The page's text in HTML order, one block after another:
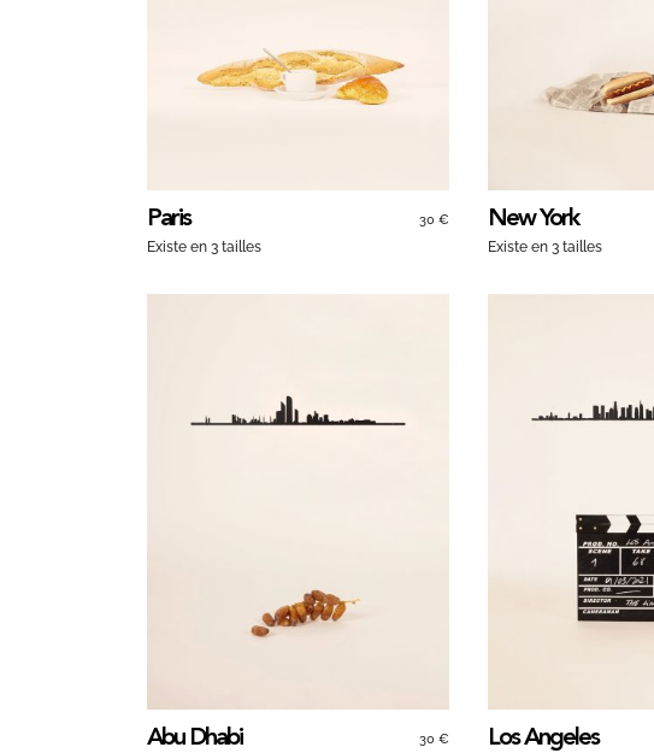
Paris 30 €
Existe en 3 tailles
New York
Existe en 3 tailles
Abu Dhabi 30 € Los Angeles